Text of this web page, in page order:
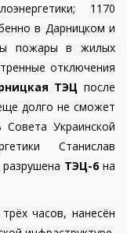
1170
в Дарницком и
пожары в жилых
отключения
ТЭЦ после
долго не сможет
Совета Украинской
Станислав
ТЭЦ-6на
часов, нанесён